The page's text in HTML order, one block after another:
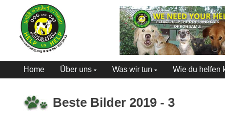
Home Über uns Was wir tun Wie du helfen
Beste Bilder 2019 - 3